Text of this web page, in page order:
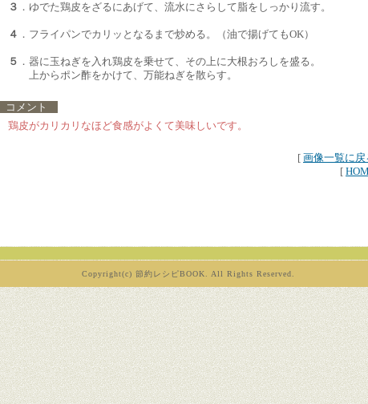
３ ．ゆでた鶏皮をざるにあげて、流水にさらして脂をしっかり流す。
４ ．フライパンでカリッとなるまで炒める。（油で揚げてもOK）
５ ．器に玉ねぎを入れ鶏皮を乗せて、その上に大根おろしを盛る。
上からポン酢をかけて、万能ねぎを散らす。
コメント
鶏皮がカリカリなほど食感がよくて美味しいです。
[ 画像一覧に戻
[
Copyright(c) 節約レシピBOOK. All Rights Reserved.